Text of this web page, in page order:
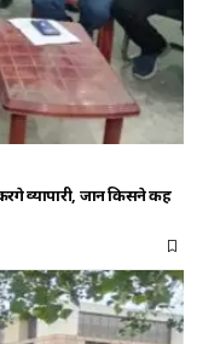
व्यापारी, जानें किसने कह